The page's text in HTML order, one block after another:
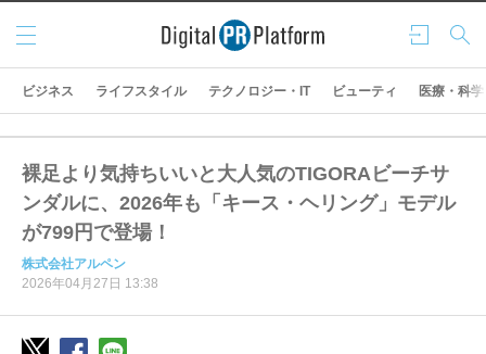
ログ
イン
検索
メニ
ュー
ビジネス ライフスタイル テクノロジー・IT ビューティ 医療・科学
裸足より気持ちいいと大人気のTIGORAビーチサ
ンダルに、2026年も「キース・ヘリング」モデル
が799円で登場！
株式会社アルペン
2026年04月27日 13:38